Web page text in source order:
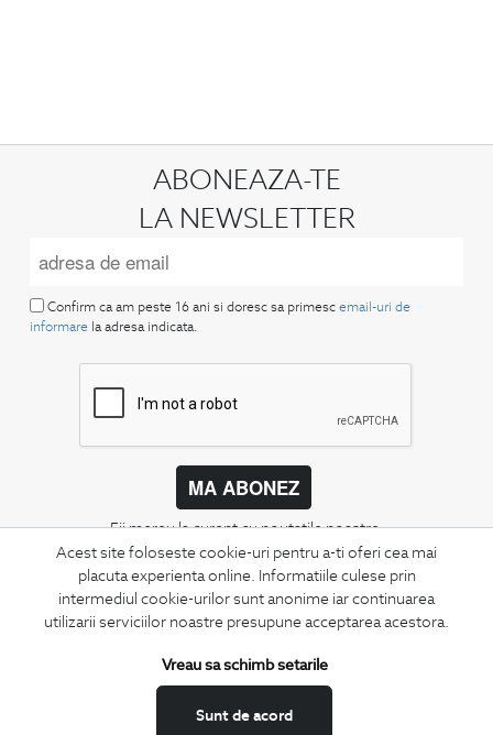
Acest site foloseste cookie-uri pentru a-ti oferi cea mai
placuta experienta online. Informatiile culese prin
intermediul cookie-urilor sunt anonime iar continuarea
utilizarii serviciilor noastre presupune acceptarea acestora.
Sunt de acord
Vreau sa schimb setarile
ABONEAZA-TE
LA NEWSLETTER
Confirm ca am peste 16 ani si doresc sa primesc email-uri de
informare la adresa indicata.
MA ABONEZ
Fii mereu la curent cu noutatile noastre,
oferte speciale si trenduri in moda masculina.
CONCIERGE
Termeni si conditii
Schimburi si retur
Feedback site